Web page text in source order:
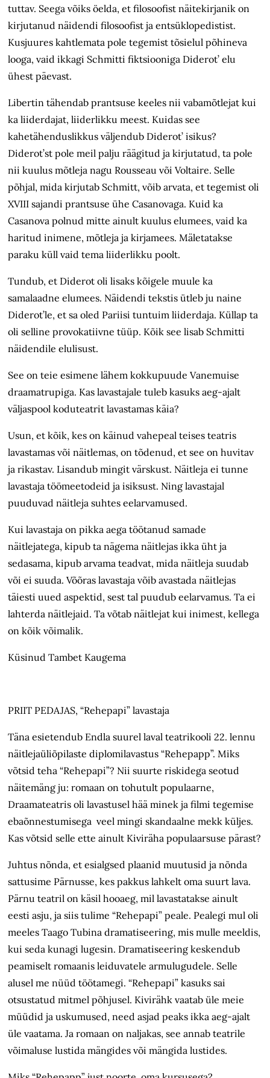
tuttav. Seega võiks öelda, et filosoofist näitekirjanik on
kirjutanud näidendi filosoofist ja entsüklopedistist.
Kusjuures kahtlemata pole tegemist tõsielul põhineva
looga, vaid ikkagi Schmitti fiktsiooniga Diderot’ elu
ühest päevast.
Libertin tähendab prantsuse keeles nii vabamõtlejat kui
ka liiderdajat, liiderlikku meest. Kuidas see
kahetähenduslikkus väljendub Diderot’ isikus?
Diderot’st pole meil palju räägitud ja kirjutatud, ta pole
nii kuulus mõtleja nagu Rousseau või Voltaire. Selle
põhjal, mida kirjutab Schmitt, võib arvata, et tegemist oli
XVIII sajandi prantsuse ühe Casanovaga. Kuid ka
Casanova polnud mitte ainult kuulus elumees, vaid ka
haritud inimene, mõtleja ja kirjamees. Mäletatakse
paraku küll vaid tema liiderlikku poolt.
Tundub, et Diderot oli lisaks kõigele muule ka
samalaadne elumees. Näidendi tekstis ütleb ju naine
Diderot’le, et sa oled Pariisi tuntuim liiderdaja. Küllap ta
oli selline provokatiivne tüüp. Kõik see lisab Schmitti
näidendile elulisust.
See on teie esimene lähem kokkupuude Vanemuise
draamatrupiga. Kas lavastajale tuleb kasuks aeg-ajalt
väljaspool koduteatrit lavastamas käia?
Usun, et kõik, kes on käinud vahepeal teises teatris
lavastamas või näitlemas, on tõdenud, et see on huvitav
ja rikastav. Lisandub mingit värskust. Näitleja ei tunne
lavastaja töömeetodeid ja isiksust. Ning lavastajal
puuduvad näitleja suhtes eelarvamused.
Kui lavastaja on pikka aega töötanud samade
näitlejatega, kipub ta nägema näitlejas ikka üht ja
sedasama, kipub arvama teadvat, mida näitleja suudab
või ei suuda. Võõras lavastaja võib avastada näitlejas
täiesti uued aspektid, sest tal puudub eelarvamus. Ta ei
lahterda näitlejaid. Ta võtab näitlejat kui inimest, kellega
on kõik võimalik.
Küsinud Tambet Kaugema
PRIIT PEDAJAS, “Rehepapi” lavastaja
Täna esietendub Endla suurel laval teatrikooli 22. lennu
näitlejaüliõpilaste diplomilavastus “Rehepapp”. Miks
võtsid teha “Rehepapi”? Nii suurte riskidega seotud
näitemäng ju: romaan on tohutult populaarne,
Draamateatris oli lavastusel hää minek ja filmi tegemise
ebaõnnestumisega veel mingi skandaalne mekk küljes.
Kas võtsid selle ette ainult Kiviräha populaarsuse pärast?
Juhtus nõnda, et esialgsed plaanid muutusid ja nõnda
sattusime Pärnusse, kes pakkus lahkelt oma suurt lava.
Pärnu teatril on käsil hooaeg, mil lavastatakse ainult
eesti asju, ja siis tulime “Rehepapi” peale. Pealegi mul oli
meeles Taago Tubina dramatiseering, mis mulle meeldis,
kui seda kunagi lugesin. Dramatiseering keskendub
peamiselt romaanis leiduvatele armulugudele. Selle
alusel me nüüd töötamegi. “Rehepapi” kasuks sai
otsustatud mitmel põhjusel. Kivirähk vaatab üle meie
müüdid ja uskumused, need asjad peaks ikka aeg-ajalt
üle vaatama. Ja romaan on naljakas, see annab teatrile
võimaluse lustida mängides või mängida lustides.